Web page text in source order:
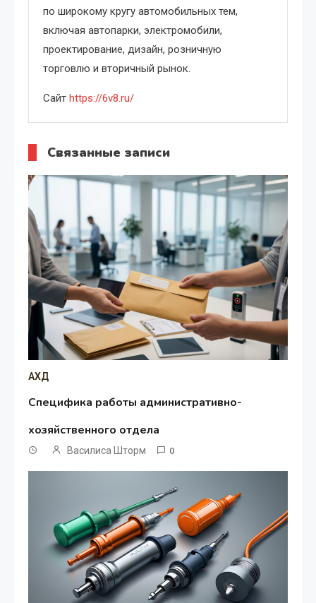
по широкому кругу автомобильных тем,
включая автопарки, электромобили,
проектирование, дизайн, розничную
торговлю и вторичный рынок.
Сайт https://6v8.ru/
Связанные записи
АХД
Специфика работы административно-
хозяйственного отдела
Василиса Шторм 0